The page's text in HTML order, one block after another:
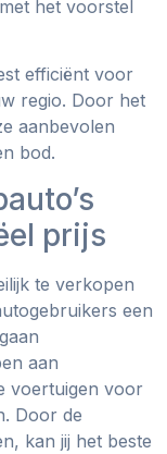
het voorstel
efficiënt voor
regio. Door het
aanbevolen
bod.
prijs
te verkopen
een
aan
voertuigen voor
Door de
kan jij het beste